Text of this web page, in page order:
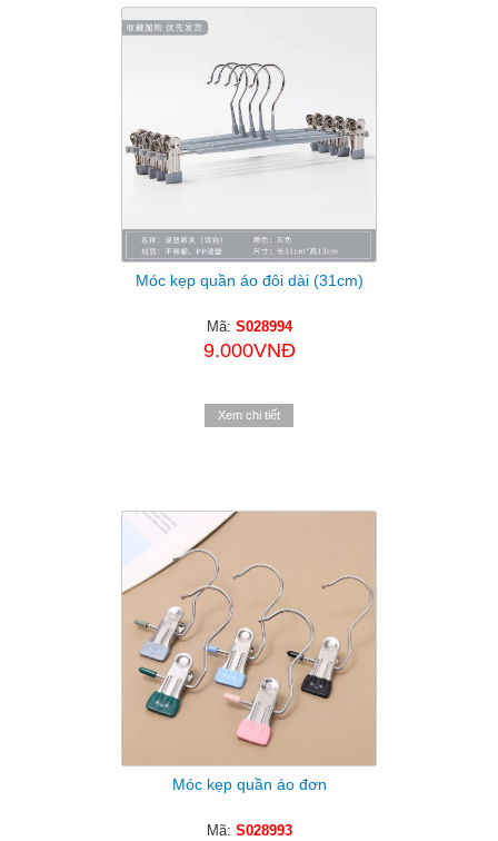
Móc kẹp quần áo đôi dài (31cm)
Mã: S028994
9.000VNĐ
Xem chi tiết
Móc kẹp quần áo đơn
Mã: S028993